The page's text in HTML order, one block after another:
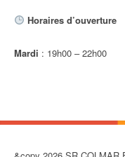
Horaires d’ouverture
Mardi : 19h00 – 22h00